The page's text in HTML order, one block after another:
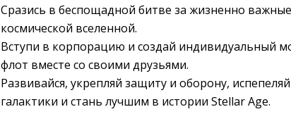
Сразись в беспощадной битве за жизненно
космической вселенной.
Вступи в корпорацию и создай индивидуальный
флот вместе со своими друзьями.
Развивайся, укрепляй защиту и оборону,
галактики и стань лучшим в истории Stellar Age.